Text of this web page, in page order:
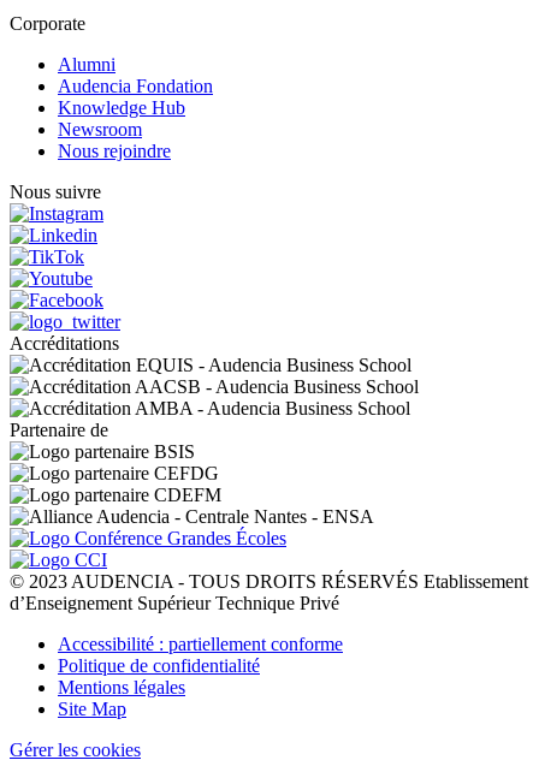
Corporate
Alumni
Audencia Fondation
Knowledge Hub
Newsroom
Nous rejoindre
Nous suivre
Accréditations
Partenaire de
© 2023 AUDENCIA - TOUS DROITS RÉSERVÉS Etablissement
d’Enseignement Supérieur Technique Privé
Pied
page
Accessibilité : partiellement conforme
Politique de confidentialité
Mentions légales
Site Map
Gérer les cookies